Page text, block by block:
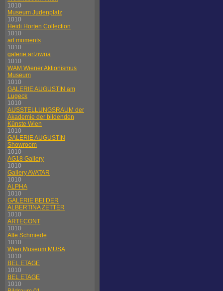
1010
Museum Judenplatz
1010
Heidi Horten Collection
1010
art moments
1010
galerie artziwna
1010
WAM Wiener Aktionismus
Museum
1010
GALERIE AUGUSTIN am
Lugeck
1010
AUSSTELLUNGSRAUM der
Akademie der bildenden
Künste Wien
1010
GALERIE AUGUSTIN
Showroom
1010
AG18 Gallery
1010
Gallery AVATAR
1010
ALPHA
1010
GALERIE BEI DER
ALBERTINA ZETTER
1010
ARTECONT
1010
Alte Schmiede
1010
Wien Museum MUSA
1010
BEL ETAGE
1010
BEL ETAGE
1010